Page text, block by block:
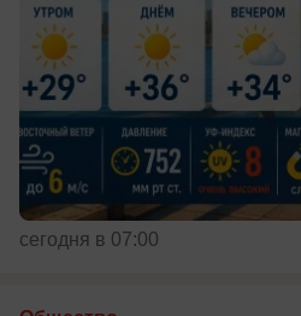
сегодня в 07:00